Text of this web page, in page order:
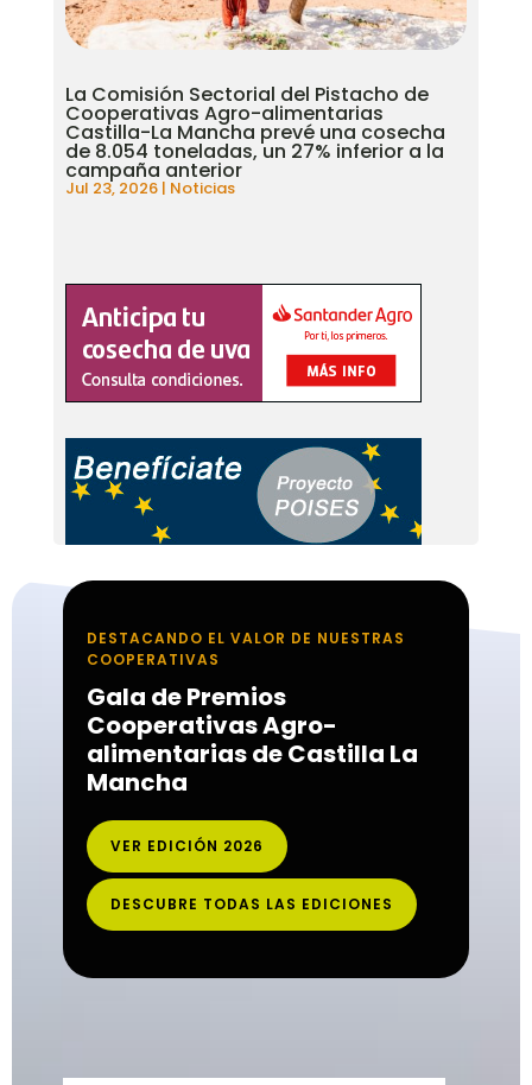
La Comisión Sectorial del Pistacho de
Cooperativas Agro-alimentarias
Castilla-La Mancha prevé una cosecha
de 8.054 toneladas, un 27% inferior a la
campaña anterior
Jul 23, 2026| Noticias
DESTACANDO EL VALOR DE NUESTRAS
COOPERATIVAS
Gala de Premios
Cooperativas Agro-
alimentarias de Castilla La
Mancha
VER EDICIÓN 2026
DESCUBRE TODAS LAS EDICIONES